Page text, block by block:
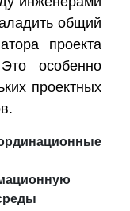
общий
проекта
особенно
проектных